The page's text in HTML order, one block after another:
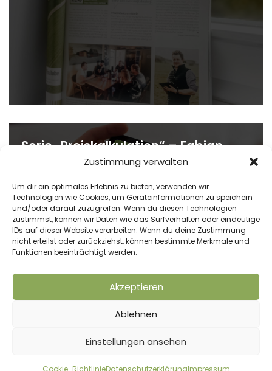
Zustimmung verwalten
Um dir ein optimales Erlebnis zu bieten, verwenden wir
Technologien wie Cookies, um Geräteinformationen zu speichern
und/oder darauf zuzugreifen. Wenn du diesen Technologien
zustimmst, können wir Daten wie das Surfverhalten oder eindeutige
IDs auf dieser Website verarbeiten. Wenn du deine Zustimmung
nicht erteilst oder zurückziehst, können bestimmte Merkmale und
Funktionen beeinträchtigt werden.
Akzeptieren
Ablehnen
Einstellungen ansehen
Cookie-RichtlinieDatenschutzerklärungImpressum
Serie „Preiskalkulation“ – Fabian
Tillmann im lu-web Newsletter
12. Februar 2021